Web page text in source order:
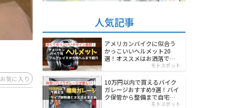
お気に入り
人気記事
アメリカンバイクに似合う
かっこいいヘルメット20
選！オススメはお洒落でワ
モトスポット
10万円以内で買えるバイク
ガレージおすすめ9選！バイ
ク保管から整備まで自宅で
モトスポット